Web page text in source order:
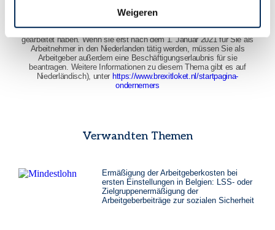
Weigeren
Beispielsweise müssen britische Staatsbürger in den Niederlanden
eine Aufenthaltsgenehmigung für die Niederlande beantragen, auch
wenn sie bereits vor dem 1. Januar 2021 in den Niederlanden für Sie
gearbeitet haben. Wenn sie erst nach dem 1. Januar 2021 für Sie als
Arbeitnehmer in den Niederlanden tätig werden, müssen Sie als
Arbeitgeber außerdem eine Beschäftigungserlaubnis für sie
beantragen. Weitere Informationen zu diesem Thema gibt es auf
Niederländisch), unter https://www.brexitloket.nl/startpagina-
ondernemers
Verwandten Themen
Ermäßigung der Arbeitgeberkosten bei
ersten Einstellungen in Belgien: LSS- oder
Zielgruppenermäßigung der
Arbeitgeberbeiträge zur sozialen Sicherheit